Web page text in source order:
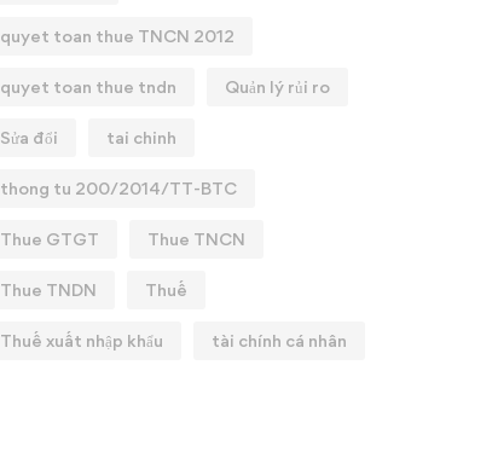
quyet toan thue TNCN 2012
quyet toan thue tndn Quản lý rủi ro
Sửa đổi tai chinh
thong tu 200/2014/TT-BTC
Thue GTGT Thue TNCN
Thue TNDN Thuế
Thuế xuất nhập khẩu tài chính cá nhân